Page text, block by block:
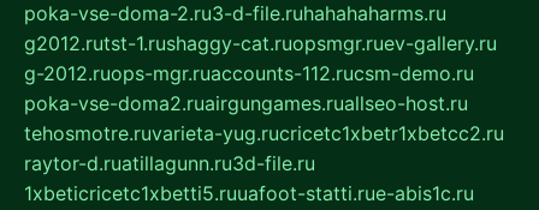
poka-vse-doma-2.ru3-d-file.ruhahahaharms.ru
g2012.rutst-1.rushaggy-cat.ruopsmgr.ruev-gallery.ru
g-2012.ruops-mgr.ruaccounts-112.rucsm-demo.ru
poka-vse-doma2.ruairgungames.ruallseo-host.ru
tehosmotre.ruvarieta-yug.rucricetc1xbetr1xbetcc2.ru
raytor-d.ruatillagunn.ru3d-file.ru
1xbeticricetc1xbetti5.ruuafoot-statti.rue-abis1c.ru